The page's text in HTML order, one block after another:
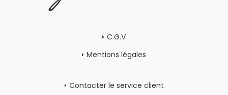
C.G.V
Mentions légales
Contacter le service client